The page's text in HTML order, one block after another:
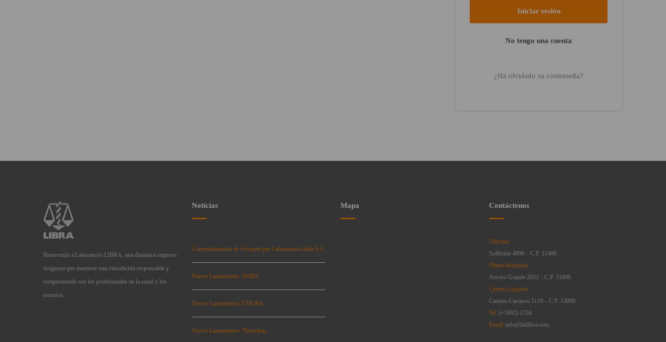
No tengo una cuenta
¿Ha olvidado su contraseña?
Bienvenido a Laboratorio LIBRA, una dinámica empresa
uruguaya que mantiene una vinculación responsable y
comprometida con los profesionales de la salud y los
usuarios.
Noticias
Comercialización de Seroquel por Laboratorio Libra S.A.
Nuevo Lanzamiento: INBEC
Nuevo Lanzamiento: STIGRA
Nuevo Lanzamiento: Thromban
Mapa Contáctenos
Oficinas:
Solferino 4096 – C.P. 11400
Planta Industrial:
Arroyo Grande 2832 – C.P. 11800
Centro Logístico:
Camino Carrasco 5119 – C.P. 13000
Tel: (+5982) 1704
Email: info@lablibra.com